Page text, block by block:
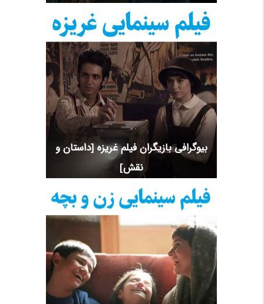
بیوگرافی بازیگران فیلم غریزه [داستان و
نقش]